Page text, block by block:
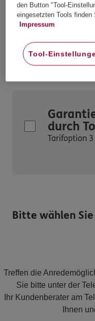
1-Bett-
2-Bett-
durch
Tarifoption 3
Bitte wählen
Treffen die
Sie bitte unter der
Ihr Kundenberater am
Ihnen
den Button "Tool-
eingesetzten Tools finden
Impressum
Tool-